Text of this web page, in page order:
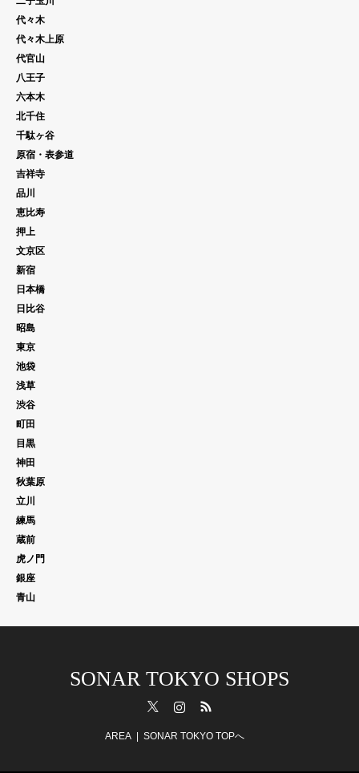
代々木
代々木上原
代官山
八王子
六本木
北千住
千駄ヶ谷
原宿・表参道
吉祥寺
品川
恵比寿
押上
文京区
新宿
日本橋
日比谷
昭島
東京
池袋
浅草
渋谷
町田
目黒
神田
秋葉原
立川
練馬
蔵前
虎ノ門
銀座
青山
SONAR TOKYO SHOPS
AREA SONAR TOKYO TOPへ